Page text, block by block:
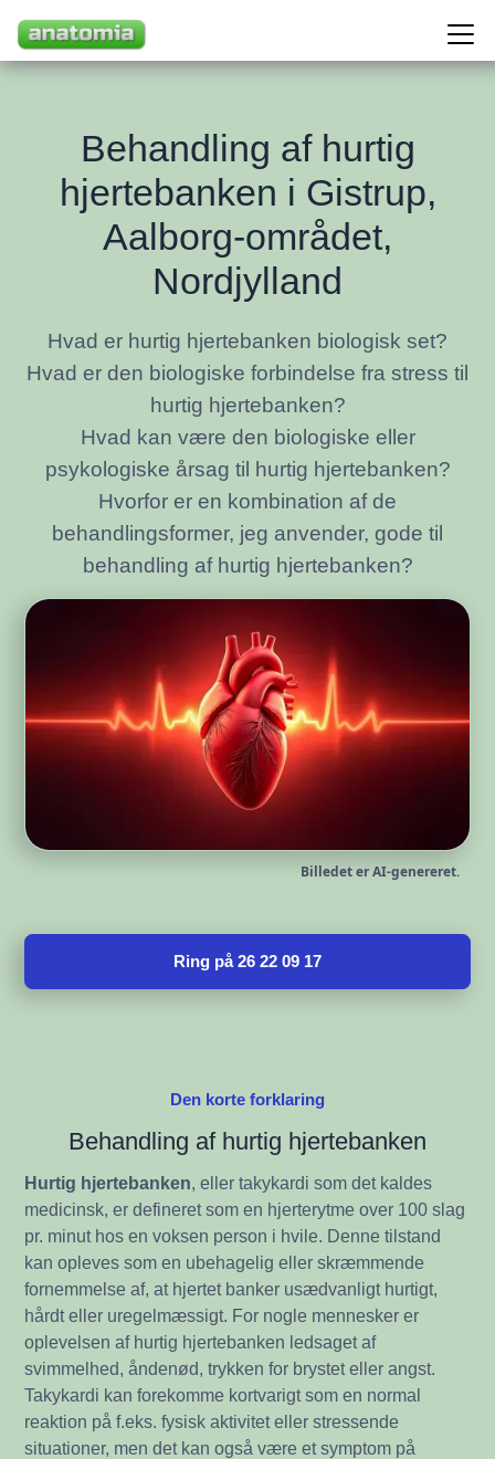
Behandling af hurtig
hjertebanken i Gistrup,
Aalborg-området,
Nordjylland
Hvad er hurtig hjertebanken biologisk set?
Hvad er den biologiske forbindelse fra stress til
hurtig hjertebanken?
Hvad kan være den biologiske eller
psykologiske årsag til hurtig hjertebanken?
Hvorfor er en kombination af de
behandlingsformer, jeg anvender, gode til
behandling af hurtig hjertebanken?
Billedet er AI-genereret.
Ring på 26 22 09 17
Den korte forklaring
Behandling af hurtig hjertebanken
Hurtig hjertebanken, eller takykardi som det kaldes
medicinsk, er defineret som en hjerterytme over 100 slag
pr. minut hos en voksen person i hvile. Denne tilstand
kan opleves som en ubehagelig eller skræmmende
fornemmelse af, at hjertet banker usædvanligt hurtigt,
hårdt eller uregelmæssigt. For nogle mennesker er
oplevelsen af hurtig hjertebanken ledsaget af
svimmelhed, åndenød, trykken for brystet eller angst.
Takykardi kan forekomme kortvarigt som en normal
reaktion på f.eks. fysisk aktivitet eller stressende
situationer, men det kan også være et symptom på